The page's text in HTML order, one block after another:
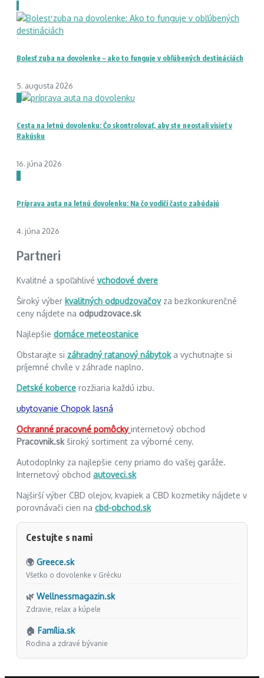
1
Bolesť zuba na dovolenke – ako to funguje v obľúbených destináciách
5. augusta 2026
2
Cesta na letnú dovolenku: Čo skontrolovať, aby ste neostali visieť v
Rakúsku
16. júna 2026
3
Príprava auta na letnú dovolenku: Na čo vodiči často zabúdajú
4. júna 2026
Partneri
Kvalitné a spoľahlivé vchodové dvere
Široký výber kvalitných odpudzovačovza bezkonkurenčné
ceny nájdete na odpudzovace.sk
Najlepšie domáce meteostanice
Obstarajte si záhradný ratanový nábytoka vychutnajte si
príjemné chvíle v záhrade naplno.
Detské koberce rozžiaria každú izbu.
ubytovanie Chopok Jasná
Ochranné pracovné pomôckyinternetový obchod
Pracovnik.skširoký sortiment za výborné ceny.
Autodoplnky za najlepšie ceny priamo do vašej garáže.
Internetový obchod autoveci.sk
Najširší výber CBD olejov, kvapiek a CBD kozmetiky nájdete v
porovnávači cien na cbd-obchod.sk
Cestujte s nami
🌍 Greece.sk
Všetko o dovolenke v Grécku
🌿 Wellnessmagazin.sk
Zdravie, relax a kúpele
🏠 Família.sk
Rodina a zdravé bývanie